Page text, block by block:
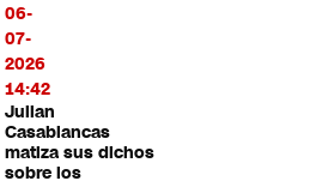
06-
07-
2026
14:42
Julian
Casablancas
matiza sus dichos
sobre los